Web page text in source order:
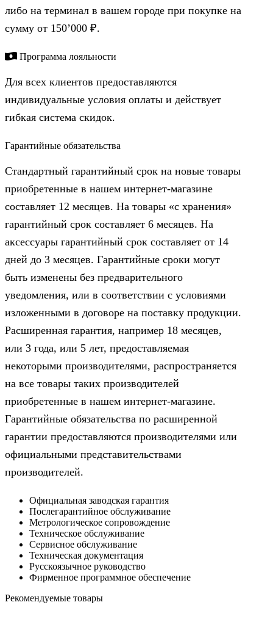
либо на терминал в вашем городе при покупке на
сумму от 150’000 ₽.
Программа лояльности
Для всех клиентов предоставляются
индивидуальные условия оплаты и действует
гибкая система скидок.
Гарантийные обязательства
Стандартный гарантийный срок на новые товары
приобретенные в нашем интернет-магазине
составляет 12 месяцев. На товары «с хранения»
гарантийный срок составляет 6 месяцев. На
аксессуары гарантийный срок составляет от 14
дней до 3 месяцев. Гарантийные сроки могут
быть изменены без предварительного
уведомления, или в соответствии с условиями
изложенными в договоре на поставку продукции.
Расширенная гарантия, например 18 месяцев,
или 3 года, или 5 лет, предоставляемая
некоторыми производителями, распространяется
на все товары таких производителей
приобретенные в нашем интернет-магазине.
Гарантийные обязательства по расширенной
гарантии предоставляются производителями или
официальными представительствами
производителей.
Официальная заводская гарантия
Послегарантийное обслуживание
Метрологическое сопровождение
Техническое обслуживание
Сервисное обслуживание
Техническая документация
Русскоязычное руководство
Фирменное программное обеспечение
Рекомендуемые товары